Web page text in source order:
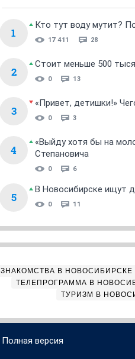
1
Кто тут воду мутит?
17 411 28
2
Стоит меньше 500
0 13
3
«Привет, детишки!»
0 3
4
«Выйду хотя бы на
Степановича
0 6
5
В Новосибирске ищут
0 11
ЗНАКОМСТВА В НОВОСИБИРСКЕ
ТЕЛЕПРОГРАММА В
ТУРИЗМ В
Полная версия